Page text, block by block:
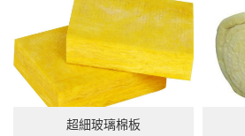
超細玻璃棉板